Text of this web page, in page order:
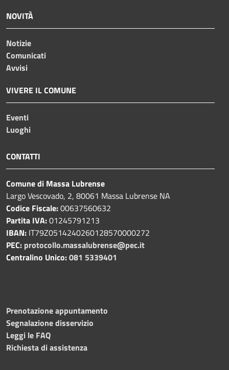
NOVITÀ
Notizie
Comunicati
Avvisi
VIVERE IL COMUNE
Eventi
Luoghi
CONTATTI
Comune di Massa Lubrense
Largo Vescovado, 2, 80061 Massa Lubrense NA
Codice Fiscale:00637560632
Partita IVA:01245791213
IBAN: IT79Z0514240260128570000272
PEC: protocollo.massalubrense@pec.it
Centralino Unico:081 5339401
Prenotazione appuntamento
Segnalazione disservizio
Leggi le FAQ
Richiesta di assistenza